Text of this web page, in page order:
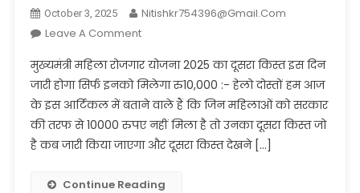
October 3, 2025
Nitishkr754396@gmail.com
Leave A CommentOn
महिला
रोजगार
योजना
2025
रु10,000
दूसरा
मुख्यमंत्री महिला रोजगार योजना 2025 का दूसरा किस्त इस दिन
जारी होगा सिर्फ इनको मिलेगा रु10,000 :- हेलो दोस्तों हम आज
के इस आर्टिकल में बताने वाले हैं कि जिन महिलाओं को सरकार
की तरफ से 10000 रुपए नहीं मिला है तो उनका दूसरा किस्त जो
है कब जारी किया जाएगा और दूसरा किस्त देखने […]
Continue Reading